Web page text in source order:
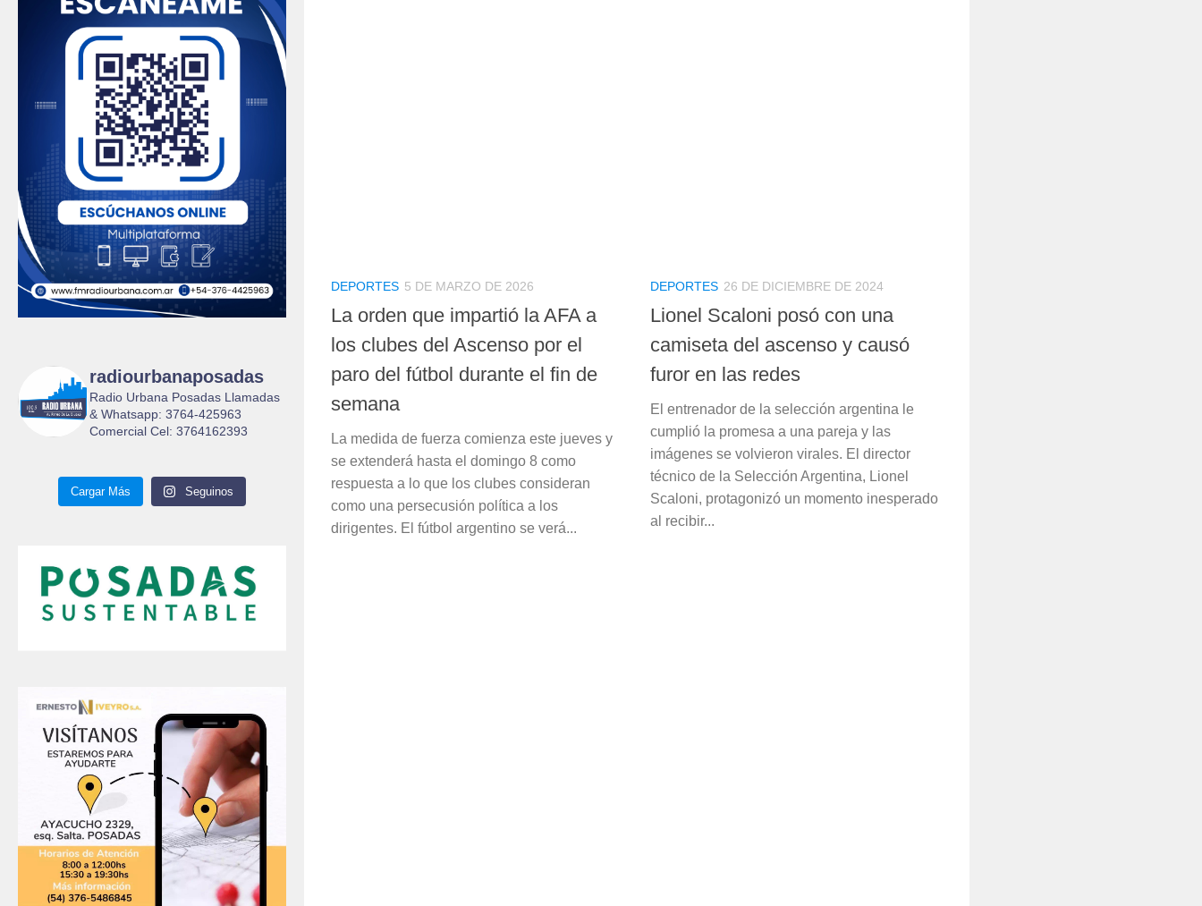
DEPORTES 5 DE MARZO DE 2026
La orden que impartió la AFA a
los clubes del Ascenso por el
paro del fútbol durante el fin de
semana
La medida de fuerza comienza este jueves y
se extenderá hasta el domingo 8 como
respuesta a lo que los clubes consideran
como una persecusión política a los
dirigentes. El fútbol argentino se verá...
DEPORTES 26 DE DICIEMBRE DE 2024
Lionel Scaloni posó con una
camiseta del ascenso y causó
furor en las redes
El entrenador de la selección argentina le
cumplió la promesa a una pareja y las
imágenes se volvieron virales. El director
técnico de la Selección Argentina, Lionel
Scaloni, protagonizó un momento inesperado
al recibir...
radiourbanaposadas
Radio Urbana Posadas Llamadas
& Whatsapp: 3764-425963
Comercial Cel: 3764162393
Cargar Más Seguinos